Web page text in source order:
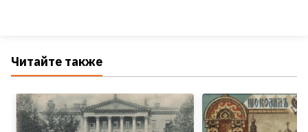
Читайте также